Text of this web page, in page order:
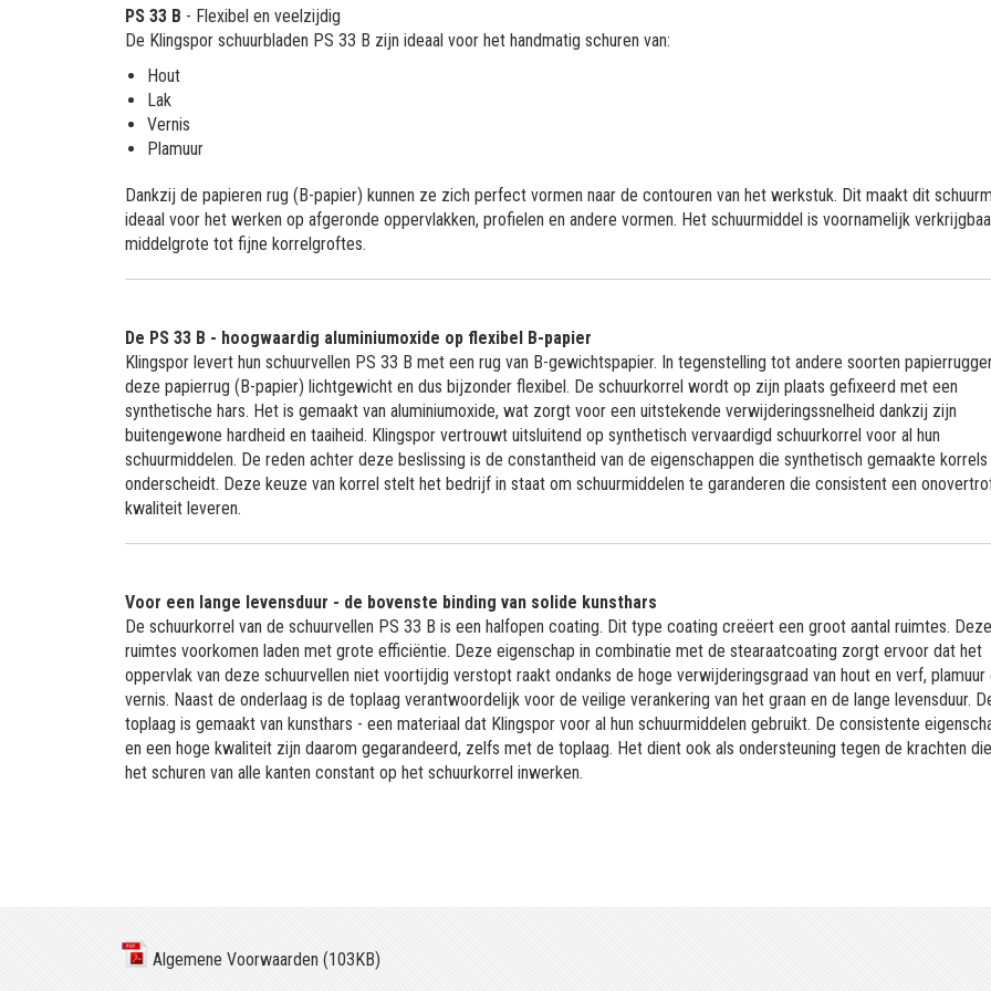
PS 33 B - Flexibel en veelzijdig
De Klingspor schuurbladen PS 33 B zijn ideaal voor het handmatig schuren van:
Hout
Lak
Vernis
Plamuur
Dankzij de papieren rug (B-papier) kunnen ze zich perfect vormen naar de contouren van het werkstuk. Dit maakt dit
ideaal voor het werken op afgeronde oppervlakken, profielen en andere vormen. Het schuurmiddel is voornamelijk
middelgrote tot fijne korrelgroftes.
De PS 33 B - hoogwaardig aluminiumoxide op flexibel B-papier
Klingspor levert hun schuurvellen PS 33 B met een rug van B-gewichtspapier. In tegenstelling tot andere soorten
deze papierrug (B-papier) lichtgewicht en dus bijzonder flexibel. De schuurkorrel wordt op zijn plaats gefixeerd met een
synthetische hars. Het is gemaakt van aluminiumoxide, wat zorgt voor een uitstekende verwijderingssnelheid dankzij zijn
buitengewone hardheid en taaiheid. Klingspor vertrouwt uitsluitend op synthetisch vervaardigd schuurkorrel voor al hun
schuurmiddelen. De reden achter deze beslissing is de constantheid van de eigenschappen die synthetisch gemaakte korrels
onderscheidt. Deze keuze van korrel stelt het bedrijf in staat om schuurmiddelen te garanderen die consistent een
kwaliteit leveren.
Voor een lange levensduur - de bovenste binding van solide kunsthars
De schuurkorrel van de schuurvellen PS 33 B is een halfopen coating. Dit type coating creëert een groot aantal ruimtes. Deze
ruimtes voorkomen laden met grote efficiëntie. Deze eigenschap in combinatie met de stearaatcoating zorgt ervoor dat het
oppervlak van deze schuurvellen niet voortijdig verstopt raakt ondanks de hoge verwijderingsgraad van hout en verf, plamuur
vernis. Naast de onderlaag is de toplaag verantwoordelijk voor de veilige verankering van het graan en de lange levensduur.
toplaag is gemaakt van kunsthars - een materiaal dat Klingspor voor al hun schuurmiddelen gebruikt. De consistente
en een hoge kwaliteit zijn daarom gegarandeerd, zelfs met de toplaag. Het dient ook als ondersteuning tegen de krachten
het schuren van alle kanten constant op het schuurkorrel inwerken.
Algemene Voorwaarden (103KB)